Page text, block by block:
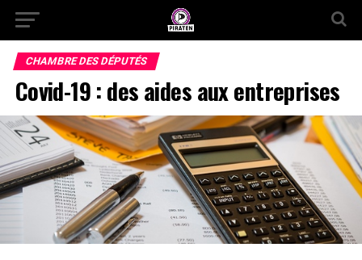
CHAMBRE DES DÉPUTÉS
Covid-19 : des aides aux entreprises